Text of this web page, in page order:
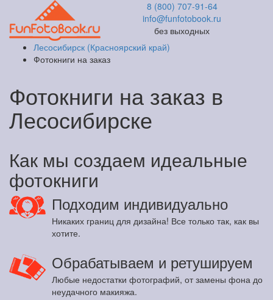
8 (800) 707-91-64
info@funfotobook.ru
без выходных
Лесосибирск (Красноярский край)
Фотокниги на заказ
Фотокниги на заказ в
Лесосибирске
Как мы создаем идеальные
фотокниги
Подходим индивидуально
Никаких границ для дизайна! Все только так, как вы
хотите.
Обрабатываем и ретушируем
Любые недостатки фотографий, от замены фона до
неудачного макияжа.